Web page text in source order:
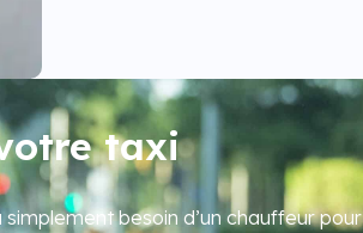
taxi
besoin d’un chauffeur pour